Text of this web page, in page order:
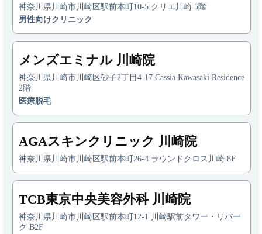
神奈川県川崎市川崎区駅前本町10-5 クリエ川崎 5階
男性向けクリニック
メンズエミナル 川崎院
神奈川県川崎市川崎区砂子2丁目4-17 Cassia Kawasaki Residence
2階
医療脱毛
AGAスキンクリニック 川崎院
神奈川県川崎市川崎区駅前本町26-4 ラウンドクロス川崎 8F
TCB東京中央美容外科 川崎院
神奈川県川崎市川崎区駅前本町12-1 川崎駅前タワー・リバー
ク B2F